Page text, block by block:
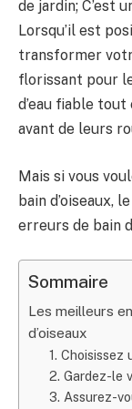
de jardin; C’est
Lorsqu’il est
transformer
florissant pour
d’eau fiable
avant de leurs
Mais si vous
bain d’oiseaux,
erreurs de bain
Sommaire
Les meilleurs
d’oiseaux
1.
2. Gardez-le
3. Assurez-